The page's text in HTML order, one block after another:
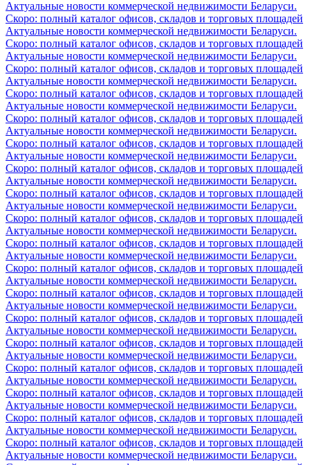
Актуальные новости коммерческой недвижимости Беларуси.
Скоро: полный каталог офисов, складов и торговых площадей
Актуальные новости коммерческой недвижимости Беларуси.
Скоро: полный каталог офисов, складов и торговых площадей
Актуальные новости коммерческой недвижимости Беларуси.
Скоро: полный каталог офисов, складов и торговых площадей
Актуальные новости коммерческой недвижимости Беларуси.
Скоро: полный каталог офисов, складов и торговых площадей
Актуальные новости коммерческой недвижимости Беларуси.
Скоро: полный каталог офисов, складов и торговых площадей
Актуальные новости коммерческой недвижимости Беларуси.
Скоро: полный каталог офисов, складов и торговых площадей
Актуальные новости коммерческой недвижимости Беларуси.
Скоро: полный каталог офисов, складов и торговых площадей
Актуальные новости коммерческой недвижимости Беларуси.
Скоро: полный каталог офисов, складов и торговых площадей
Актуальные новости коммерческой недвижимости Беларуси.
Скоро: полный каталог офисов, складов и торговых площадей
Актуальные новости коммерческой недвижимости Беларуси.
Скоро: полный каталог офисов, складов и торговых площадей
Актуальные новости коммерческой недвижимости Беларуси.
Скоро: полный каталог офисов, складов и торговых площадей
Актуальные новости коммерческой недвижимости Беларуси.
Скоро: полный каталог офисов, складов и торговых площадей
Актуальные новости коммерческой недвижимости Беларуси.
Скоро: полный каталог офисов, складов и торговых площадей
Актуальные новости коммерческой недвижимости Беларуси.
Скоро: полный каталог офисов, складов и торговых площадей
Актуальные новости коммерческой недвижимости Беларуси.
Скоро: полный каталог офисов, складов и торговых площадей
Актуальные новости коммерческой недвижимости Беларуси.
Скоро: полный каталог офисов, складов и торговых площадей
Актуальные новости коммерческой недвижимости Беларуси.
Скоро: полный каталог офисов, складов и торговых площадей
Актуальные новости коммерческой недвижимости Беларуси.
Скоро: полный каталог офисов, складов и торговых площадей
Актуальные новости коммерческой недвижимости Беларуси.